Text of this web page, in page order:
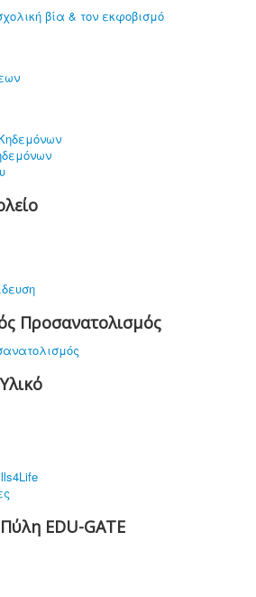
βία & τον εκφοβισμό
Προσανατολισμός
EDU-GATE